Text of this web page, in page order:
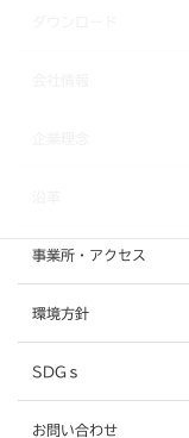
事業所・アクセス
環境方針
SDGｓ
お問い合わせ